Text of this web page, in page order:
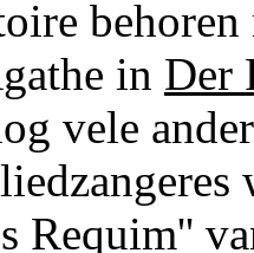
in Der
vele
Requim''